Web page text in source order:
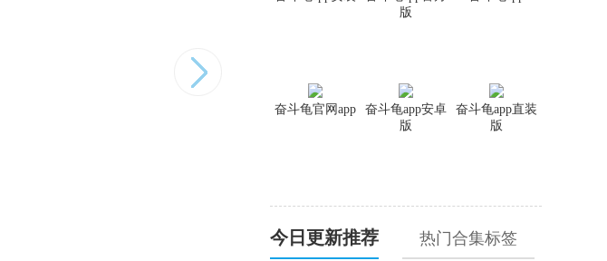
版
奋斗龟app直装
版
奋斗龟app安卓
版
奋斗龟官网app
今日更新推荐 热门合集标签